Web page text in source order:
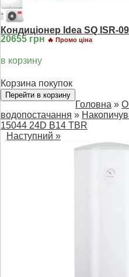
Кондиціонер Idea SQ ISR-
20655 грн 🔥 Промо ціна
в корзину
Корзина покупок
Перейти в корзину
Головна »
водопостачання »
15044 24D B14 TBR
Наступний »